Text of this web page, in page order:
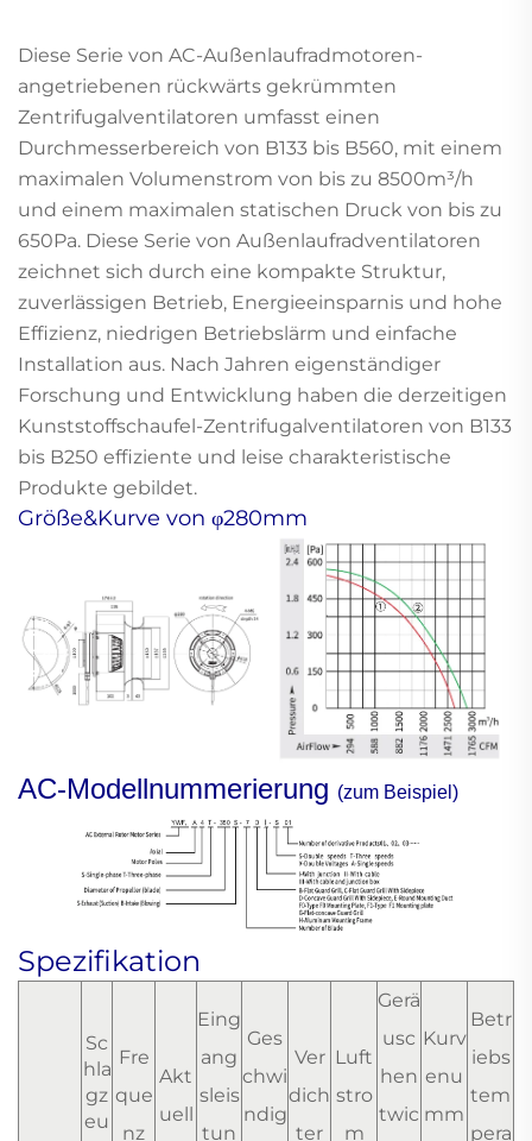
Diese Serie von AC-Außenlaufradmotoren-
angetriebenen rückwärts gekrümmten
Zentrifugalventilatoren umfasst einen
Durchmesserbereich von B133 bis B560, mit einem
maximalen Volumenstrom von bis zu 8500m³/h
und einem maximalen statischen Druck von bis zu
650Pa. Diese Serie von Außenlaufradventilatoren
zeichnet sich durch eine kompakte Struktur,
zuverlässigen Betrieb, Energieeinsparnis und hohe
Effizienz, niedrigen Betriebslärm und einfache
Installation aus. Nach Jahren eigenständiger
Forschung und Entwicklung haben die derzeitigen
Kunststoffschaufel-Zentrifugalventilatoren von B133
bis B250 effiziente und leise charakteristische
Produkte gebildet.
Größe&Kurve von φ280mm
AC-Modellnummerierung (zum Beispiel)
Spezifikation
Sc
hla
gz
eu
Fre
que
nz
Akt
uell
Eing
ang
sleis
tun
Ges
chwi
ndig
Ver
dich
ter
Luft
stro
m
Gerä
usc
hen
twic
Kurv
enu
mm
Betr
iebs
tem
pera